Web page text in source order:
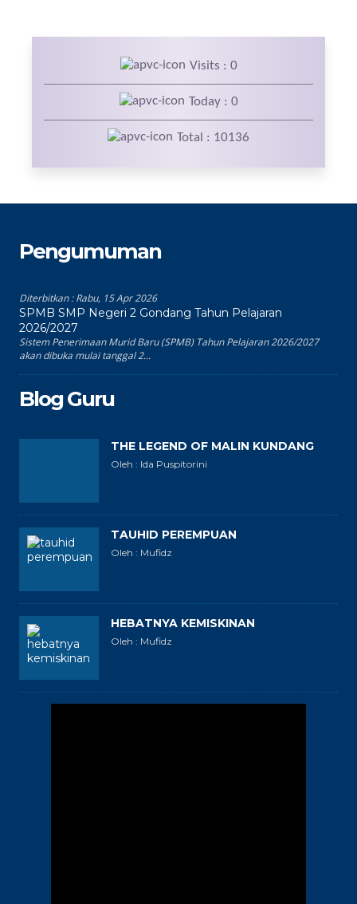
Visits : 0
Today : 0
Total : 10136
Pengumuman
Diterbitkan :Rabu, 15 Apr 2026
SPMB SMP Negeri 2 Gondang Tahun Pelajaran
2026/2027
Sistem Penerimaan Murid Baru (SPMB) Tahun Pelajaran 2026/2027
akan dibuka mulai tanggal 2...
Blog Guru
THE LEGEND OF MALIN KUNDANG
Oleh : Ida Puspitorini
TAUHID PEREMPUAN
Oleh : Mufidz
HEBATNYA KEMISKINAN
Oleh : Mufidz